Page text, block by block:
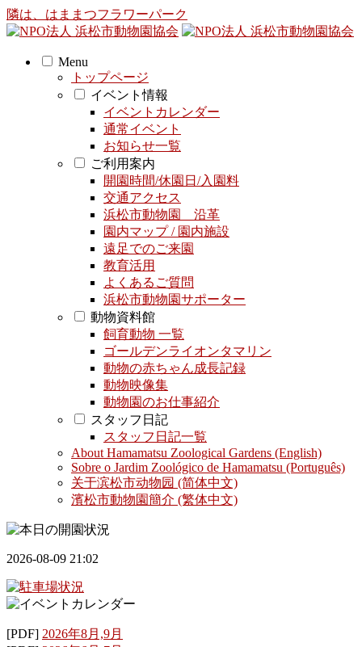
隣は、はままつフラワーパーク
Menu
トップページ
イベント情報
イベントカレンダー
通常イベント
お知らせ一覧
ご利用案内
開園時間/休園日/入園料
交通アクセス
浜松市動物園 沿革
園内マップ / 園内施設
遠足でのご来園
教育活用
よくあるご質問
浜松市動物園サポーター
動物資料館
飼育動物 一覧
ゴールデンライオンタマリン
動物の赤ちゃん成長記録
動物映像集
動物園のお仕事紹介
スタッフ日記
スタッフ日記一覧
About Hamamatsu Zoological Gardens (English)
Sobre o Jardim Zoológico de Hamamatsu (Português)
关于滨松市动物园 (简体中文)
濱松市動物園簡介 (繁体中文)
2026-08-09 21:02
[PDF] 2026年8月,9月